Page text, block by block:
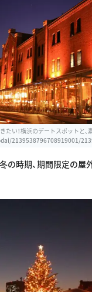
たい！横浜のデートスポットと、
2139538796708919001/
の時期、期間限定の屋